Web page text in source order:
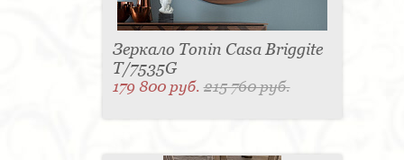
Зеркало Tonin Casa Briggite
T/7535G
179 800 руб.215 760 руб.